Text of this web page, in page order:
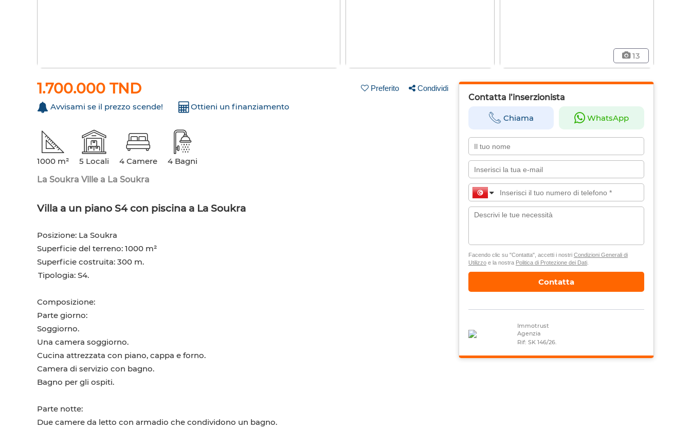
13
1.700.000 TND Preferito Condividi
Avvisami se il prezzo scende! Ottieni un finanziamento
1000 m² 5 Locali 4 Camere
4 Bagni
La Soukra Ville a La Soukra
Villa a un piano S4 con piscina a La Soukra
Posizione: La Soukra
Superficie del terreno: 1000 m²
Superficie costruita: 300 m.
Tipologia: S4.
Composizione:
Parte giorno:
Soggiorno.
Una camera soggiorno.
Cucina attrezzata con piano, cappa e forno.
Camera di servizio con bagno.
Bagno per gli ospiti.
Parte notte:
Due camere da letto con armadio che condividono un bagno.
Contatta l’inserzionista
Chiama WhatsApp
Facendo clic su "Contatta", accetti i nostri Condizioni Generali di
Utilizzoe la nostra Politica di Protezione dei Dati.
Contatta
Immotrust
Agenzia
Rif: SK 146/26.